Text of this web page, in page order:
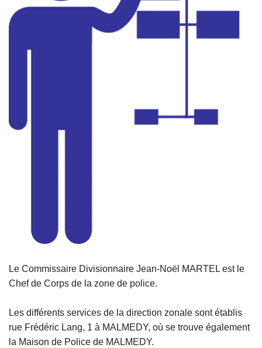
Le Commissaire Divisionnaire Jean-Noël MARTEL est le
Chef de Corps de la zone de police.
Les différents services de la direction zonale sont établis
rue Frédéric Lang, 1 à MALMEDY, où se trouve également
la Maison de Police de MALMEDY.